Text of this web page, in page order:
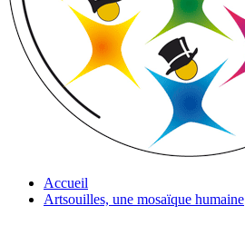
Accueil
Artsouilles, une mosaïque humaine